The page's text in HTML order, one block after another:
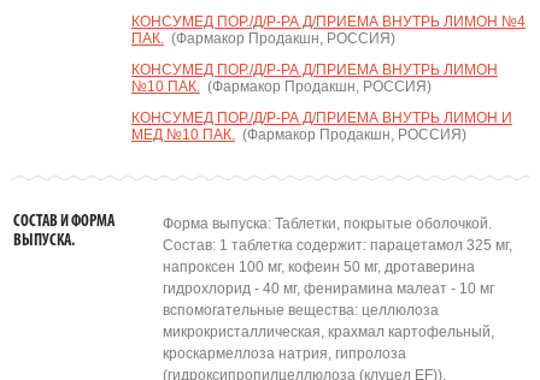
КОНСУМЕД ПОР./Д/Р-РА Д/ПРИЕМА ВНУТРЬ ЛИМОН №4
ПАК.(Фармакор Продакшн, РОССИЯ)
КОНСУМЕД ПОР./Д/Р-РА Д/ПРИЕМА ВНУТРЬ ЛИМОН
№10 ПАК.(Фармакор Продакшн, РОССИЯ)
КОНСУМЕД ПОР./Д/Р-РА Д/ПРИЕМА ВНУТРЬ ЛИМОН И
МЕД №10 ПАК.(Фармакор Продакшн, РОССИЯ)
СОСТАВ И ФОРМА
ВЫПУСКА.
Форма выпуска: Таблетки, покрытые оболочкой.
Состав: 1 таблетка содержит: парацетамол 325 мг,
напроксен 100 мг, кофеин 50 мг, дротаверина
гидрохлорид - 40 мг, фенирамина малеат - 10 мг
вспомогательные вещества: целлюлоза
микрокристаллическая, крахмал картофельный,
кроскармеллоза натрия, гипролоза
(гидроксипропилцеллюлоза (клуцел EF)),